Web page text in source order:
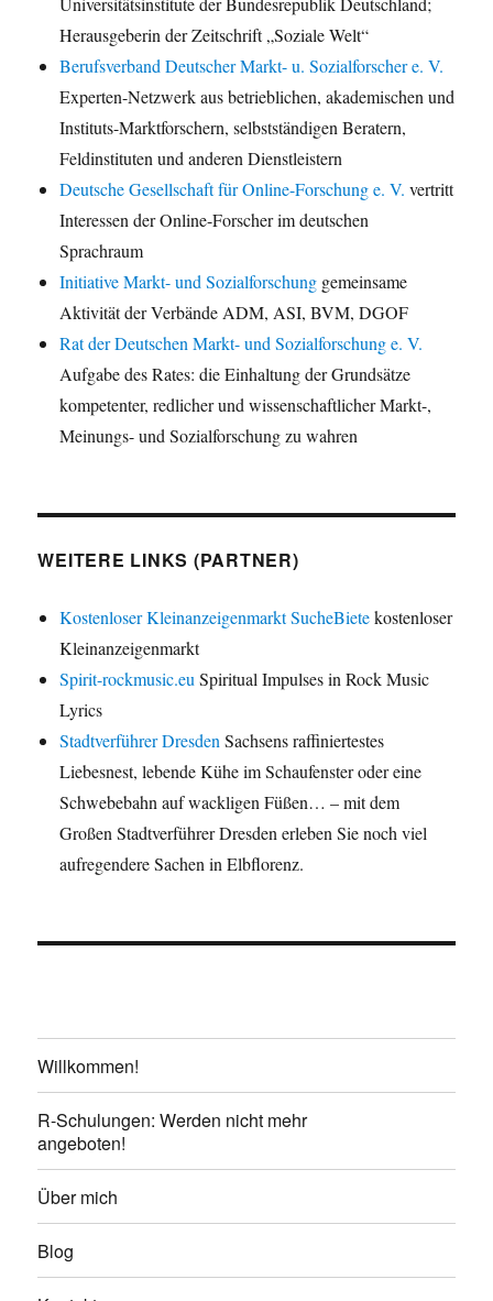
Herausgeberin der Zeitschrift „Soziale Welt“
Berufsverband Deutscher Markt- u. Sozialforscher e. V.
Experten-Netzwerk aus betrieblichen, akademischen und
Instituts-Marktforschern, selbstständigen Beratern,
Feldinstituten und anderen Dienstleistern
Deutsche Gesellschaft für Online-Forschung e. V. vertritt
Interessen der Online-Forscher im deutschen
Sprachraum
Initiative Markt- und Sozialforschung gemeinsame
Aktivität der Verbände ADM, ASI, BVM, DGOF
Rat der Deutschen Markt- und Sozialforschung e. V.
Aufgabe des Rates: die Einhaltung der Grundsätze
kompetenter, redlicher und wissenschaftlicher Markt-,
Meinungs- und Sozialforschung zu wahren
WEITERE LINKS (PARTNER)
Kostenloser Kleinanzeigenmarkt SucheBietekostenloser
Kleinanzeigenmarkt
Spirit-rockmusic.eu Spiritual Impulses in Rock Music
Lyrics
Stadtverführer Dresden Sachsens raffiniertestes
Liebesnest, lebende Kühe im Schaufenster oder eine
Schwebebahn auf wackligen Füßen… – mit dem
Großen Stadtverführer Dresden erleben Sie noch viel
aufregendere Sachen in Elbflorenz.
Willkommen!
R-Schulungen: Werden nicht mehr
angeboten!
Über mich
Blog